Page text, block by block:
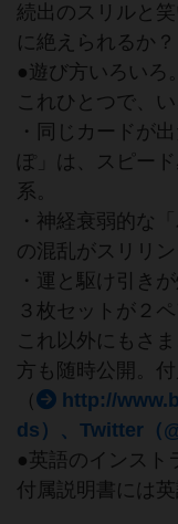
続出のスリルと
に絶えられるか？
●遊び方いろいろ
これひとつで、
・同じカードが
ぽ」は、スピー
系。
・神経衰弱的な
の混乱がスリリ
・運と駆け引き
３枚セットが２
これ以外にもさ
方も随時公開。
（
http://
ds）、Twitter（
●英語のインスト
付属説明書には